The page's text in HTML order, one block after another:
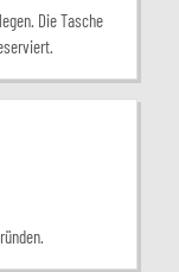
Die Tasche